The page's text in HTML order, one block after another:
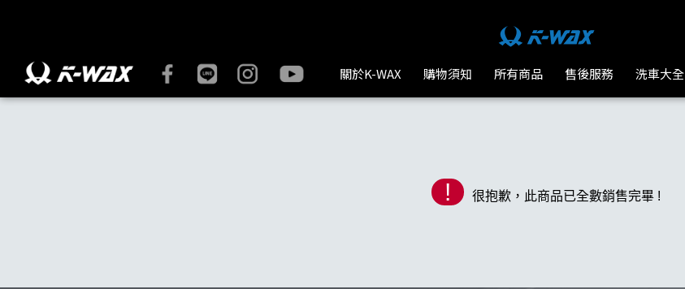
關於K-WAX 購物須知 所有商品 售後服務 洗車大全
! 很抱歉，此商品已全數銷售完畢 !